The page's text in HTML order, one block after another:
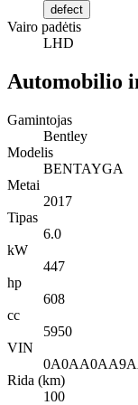
defect
Vairo padėtis
LHD
Automobilio
Gamintojas
Bentley
Modelis
BENTAYGA
Metai
2017
Tipas
6.0
kW
447
hp
608
cc
5950
VIN
Rida (km)
100